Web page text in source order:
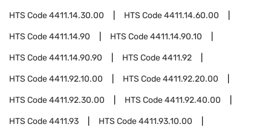
HTS Code4411.14.30.00 HTS Code4411.14.60.00
HTS Code4411.14.90 HTS Code4411.14.90.10
HTS Code4411.14.90.90 HTS Code4411.92
HTS Code4411.92.10.00 HTS Code4411.92.20.00
HTS Code4411.92.30.00 HTS Code4411.92.40.00
HTS Code4411.93 HTS Code4411.93.10.00